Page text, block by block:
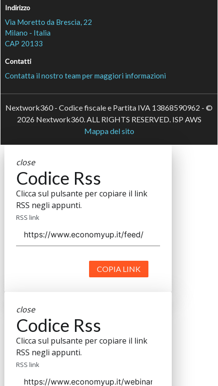
Indirizzo
Via Moretto da Brescia, 22
Milano - Italia
CAP 20133
Contatti
Contatta il nostro team per maggiori informazioni
Nextwork360 - Codice fiscale e Partita IVA 13868590962 - ©
2026 Nextwork360. ALL RIGHTS RESERVED. ISP AWS
Mappa del sito
close
Codice Rss
Clicca sul pulsante per copiare il link
RSS negli appunti.
RSS link
COPIA LINK
close
Codice Rss
Clicca sul pulsante per copiare il link
RSS negli appunti.
RSS link